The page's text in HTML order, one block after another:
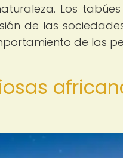
Los
de las
de las